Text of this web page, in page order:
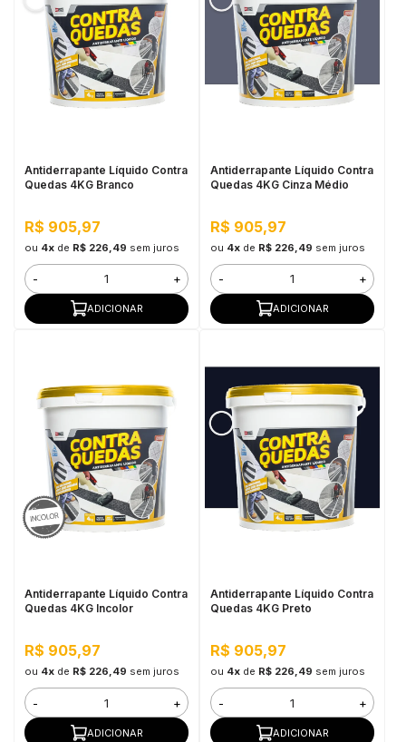
Antiderrapante Líquido Contra
Quedas 4KG Branco
R$ 905,97
ou 4xde R$ 226,49 sem juros
- +
ADICIONAR
Antiderrapante Líquido Contra
Quedas 4KG Cinza Médio
R$ 905,97
ou 4xde R$ 226,49 sem juros
- +
ADICIONAR
Antiderrapante Líquido Contra
Quedas 4KG Incolor
R$ 905,97
ou 4xde R$ 226,49 sem juros
- +
ADICIONAR
Antiderrapante Líquido Contra
Quedas 4KG Preto
R$ 905,97
ou 4xde R$ 226,49 sem juros
- +
ADICIONAR